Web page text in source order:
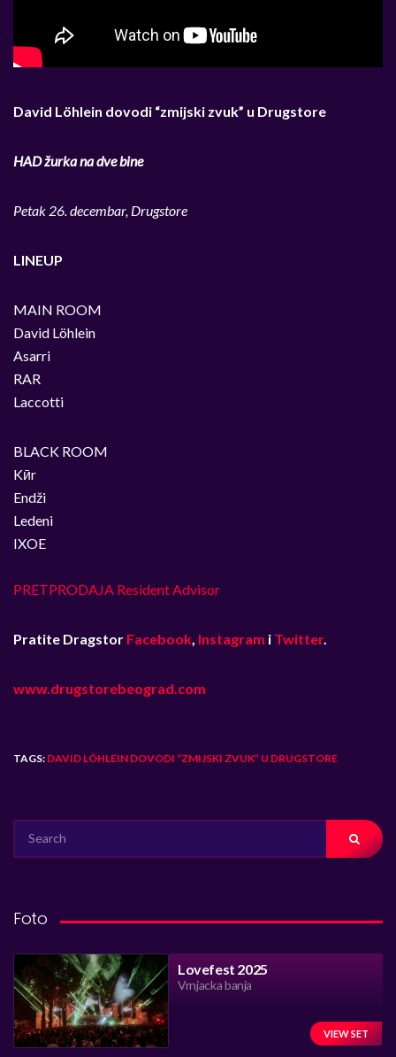
David Löhlein dovodi “zmijski zvuk” u Drugstore
HAD žurka na dve bine
Petak 26. decembar, Drugstore
LINEUP
MAIN ROOM
David Löhlein
Asarri
RAR
Laccotti
BLACK ROOM
Kӣr
Endži
Ledeni
IXOE
PRETPRODAJA Resident Advisor
Pratite Dragstor Facebook Instagram i Twitter.
www.drugstorebeograd.com
TAGS: DAVID LÖHLEIN DOVODI “ZMIJSKI ZVUK” U DRUGSTORE
FOR:
Foto
Lovefest 2025
Vrnjacka banja
VIEW SET